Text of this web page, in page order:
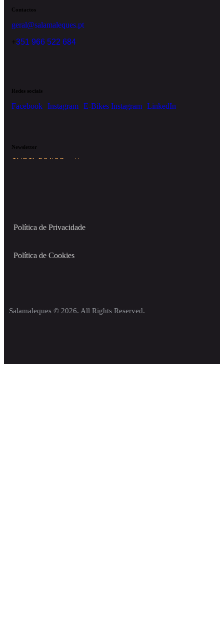
Contactos
geral@salamaleques.pt
+351 966 522 684
Redes sociais
Facebook Instagram E-Bikes Instagram LinkedIn
Newsletter
SUBSCREVER
Salamaleques © 2026. All Rights Reserved.
Política de Privacidade
Política de Cookies